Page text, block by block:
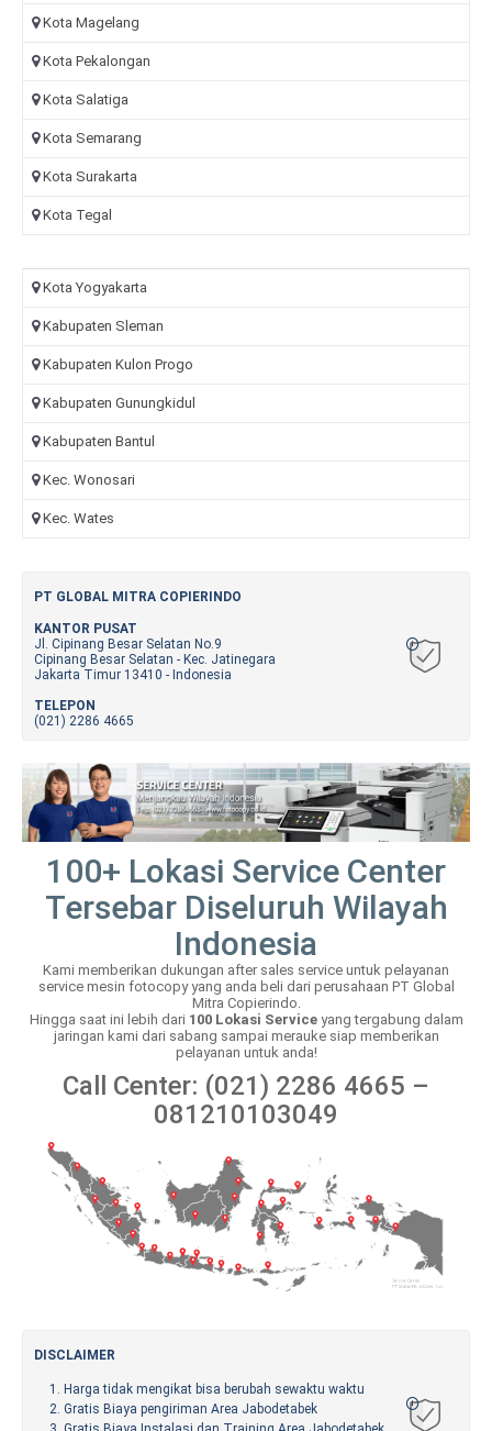
Kota Magelang
Kota Pekalongan
Kota Salatiga
Kota Semarang
Kota Surakarta
Kota Tegal
Kota Yogyakarta
Kabupaten Sleman
Kabupaten Kulon Progo
Kabupaten Gunungkidul
Kabupaten Bantul
Kec. Wonosari
Kec. Wates
PT GLOBAL MITRA COPIERINDO
KANTOR PUSAT
Jl. Cipinang Besar Selatan No.9
Cipinang Besar Selatan - Kec. Jatinegara
Jakarta Timur 13410 - Indonesia
TELEPON
(021) 2286 4665
100+ Lokasi Service Center
Tersebar Diseluruh Wilayah
Indonesia
Kami memberikan dukungan after sales service untuk pelayanan
service mesin fotocopy yang anda beli dari perusahaan PT Global
Mitra Copierindo.
Hingga saat ini lebih dari 100 Lokasi Serviceyang tergabung dalam
jaringan kami dari sabang sampai merauke siap memberikan
pelayanan untuk anda!
Call Center: (021) 2286 4665 –
081210103049
DISCLAIMER
Harga tidak mengikat bisa berubah sewaktu waktu
Gratis Biaya pengiriman Area Jabodetabek